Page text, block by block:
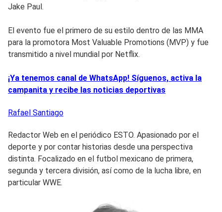
Jake Paul.
El evento fue el primero de su estilo dentro de las MMA
para la promotora Most Valuable Promotions (MVP) y fue
transmitido a nivel mundial por Netflix.
¡Ya tenemos canal de WhatsApp! Síguenos, activa la
campanita y recibe las noticias deportivas
Rafael Santiago
Redactor Web en el periódico ESTO. Apasionado por el
deporte y por contar historias desde una perspectiva
distinta. Focalizado en el futbol mexicano de primera,
segunda y tercera división, así como de la lucha libre, en
particular WWE.